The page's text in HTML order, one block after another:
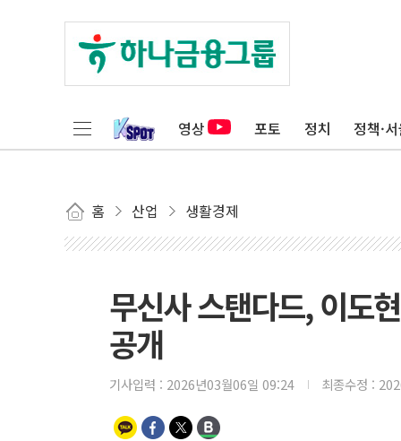
영상 포토 정치 정책·
홈 산업 생활경제
무신사 스탠다드, 이도
공개
기사입력 : 2026년03월06일 09:24 최종수정 :